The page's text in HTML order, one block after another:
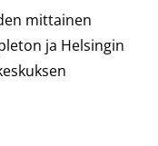
mittainen
ja Helsingin